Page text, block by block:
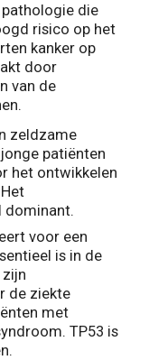
die
risico op het
kanker op
door
van de
zeldzame
patiënten
het ontwikkelen
dominant.
voor een
is in de
zijn
de ziekte
met
TP53 is